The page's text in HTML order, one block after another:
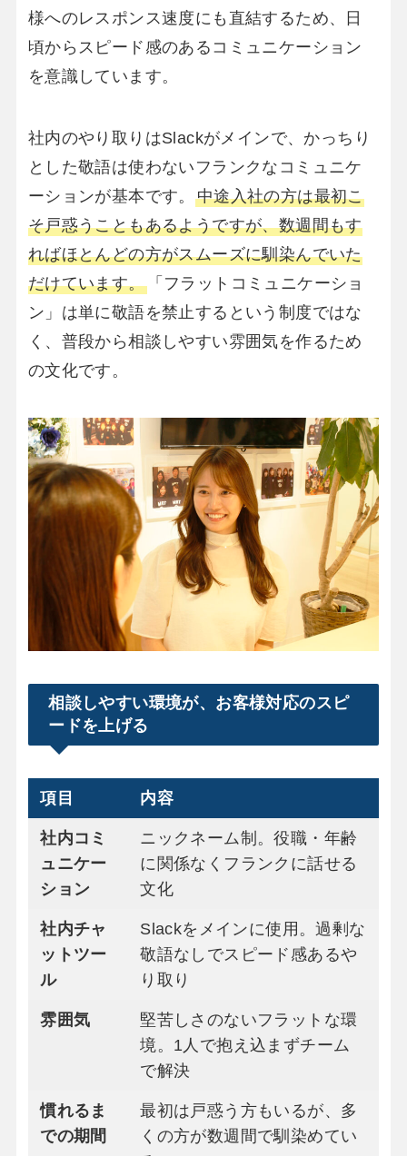
様へのレスポンス速度にも直結するため、日
頃からスピード感のあるコミュニケーション
を意識しています。
社内のやり取りはSlackがメインで、かっちり
とした敬語は使わないフランクなコミュニケ
ーションが基本です。 中途入社の方は最初こ
そ戸惑うこともあるようですが、数週間もす
ればほとんどの方がスムーズに馴染んでいた
だけています。「フラットコミュニケーショ
ン」は単に敬語を禁止するという制度ではな
く、普段から相談しやすい雰囲気を作るため
の文化です。
相談しやすい環境が、お客様対応のスピ
ードを上げる
項目 内容
社内コミ
ュニケー
ション
ニックネーム制。役職・年齢
に関係なくフランクに話せる
文化
社内チャ
ットツー
ル
Slackをメインに使用。過剰な
敬語なしでスピード感あるや
り取り
雰囲気
堅苦しさのないフラットな環
境。1人で抱え込まずチーム
で解決
慣れるま
での期間
最初は戸惑う方もいるが、多
くの方が数週間で馴染めてい